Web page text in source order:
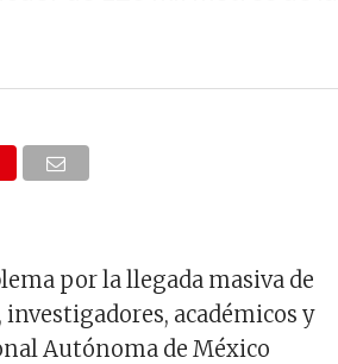
por la llegada masiva de
académicos y
Autónoma de México